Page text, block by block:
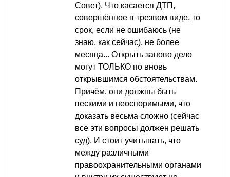
Совет). Что касается ДТП,
совершённое в трезвом виде, то
срок, если не ошибаюсь (не
знаю, как сейчас), не более
месяца... Открыть заново дело
могут ТОЛЬКО по вновь
открывшимся обстоятельствам.
Причём, они должны быть
вескими и неоспоримыми, что
доказать весьма сложно (сейчас
все эти вопросы должен решать
суд). И стоит учитывать, что
между различными
правоохранительными органами